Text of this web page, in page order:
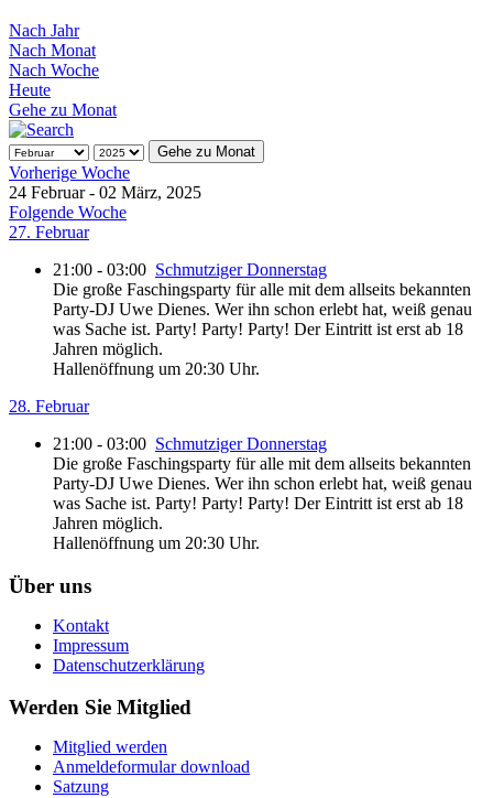
Nach Jahr
Nach Monat
Nach Woche
Heute
Gehe zu Monat
Gehe zu Monat
Vorherige Woche
24 Februar - 02 März, 2025
Folgende Woche
27. Februar
21:00 - 03:00 Schmutziger Donnerstag
Die große Faschingsparty für alle mit dem allseits bekannten
Party-DJ Uwe Dienes. Wer ihn schon erlebt hat, weiß genau
was Sache ist. Party! Party! Party! Der Eintritt ist erst ab 18
Jahren möglich.
Hallenöffnung um 20:30 Uhr.
28. Februar
21:00 - 03:00 Schmutziger Donnerstag
Die große Faschingsparty für alle mit dem allseits bekannten
Party-DJ Uwe Dienes. Wer ihn schon erlebt hat, weiß genau
was Sache ist. Party! Party! Party! Der Eintritt ist erst ab 18
Jahren möglich.
Hallenöffnung um 20:30 Uhr.
Über uns
Kontakt
Impressum
Datenschutzerklärung
Werden Sie Mitglied
Mitglied werden
Anmeldeformular download
Satzung